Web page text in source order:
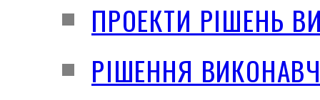
ПРОЕКТИ РІШЕНЬ
РІШЕННЯ